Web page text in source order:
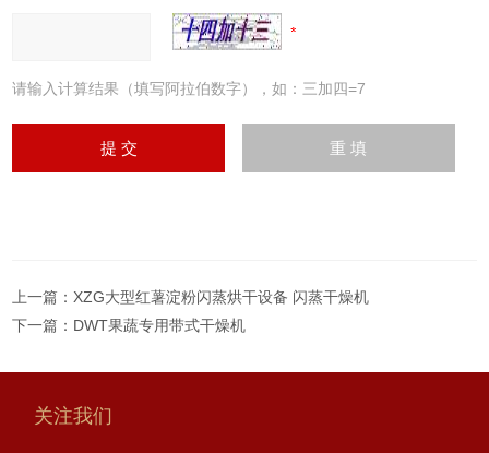
请输入计算结果（填写阿拉伯数字），如：三加四=7
上一篇：XZG大型红薯淀粉闪蒸烘干设备 闪蒸干燥机
下一篇： DWT果蔬专用带式干燥机
关注我们